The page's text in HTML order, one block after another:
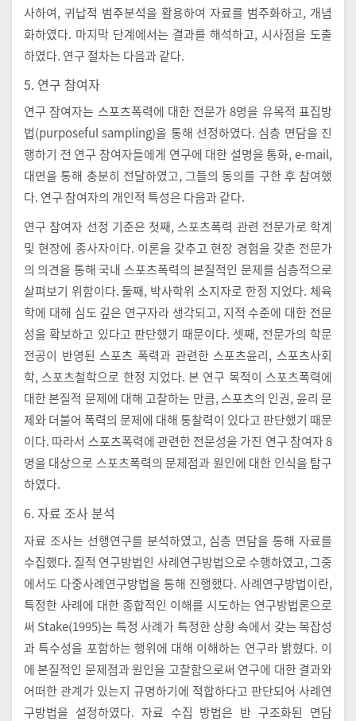
사하여, 귀납적 범주분석을 활용하여 자료를 범주화하고, 개념
화하였다. 마지막 단계에서는 결과를 해석하고, 시사점을 도출
하였다. 연구 절차는 다음과 같다.
5. 연구 참여자
연구 참여자는 스포츠폭력에 대한 전문가 8명을 유목적 표집방
법(purposeful sampling)을 통해 선정하였다. 심층 면담을 진
행하기 전 연구 참여자들에게 연구에 대한 설명을 통화, e-mail,
대면을 통해 충분히 전달하였고, 그들의 동의를 구한 후 참여했
다. 연구 참여자의 개인적 특성은 다음과 같다.
연구 참여자 선정 기준은 첫째, 스포츠폭력 관련 전문가로 학계
및 현장에 종사자이다. 이론을 갖추고 현장 경험을 갖춘 전문가
의 의견을 통해 국내 스포츠폭력의 본질적인 문제를 심층적으로
살펴보기 위함이다. 둘째, 박사학위 소지자로 한정 지었다. 체육
학에 대해 심도 깊은 연구자라 생각되고, 지적 수준에 대한 전문
성을 확보하고 있다고 판단했기 때문이다. 셋째, 전문가의 학문
전공이 반영된 스포츠 폭력과 관련한 스포츠윤리, 스포츠사회
학, 스포츠철학으로 한정 지었다. 본 연구 목적이 스포츠폭력에
대한 본질적 문제에 대해 고찰하는 만큼, 스포츠의 인권, 윤리 문
제와 더불어 폭력의 문제에 대해 통찰력이 있다고 판단했기 때문
이다. 따라서 스포츠폭력에 관련한 전문성을 가진 연구 참여자 8
명을 대상으로 스포츠폭력의 문제점과 원인에 대한 인식을 탐구
하였다.
6. 자료 조사 분석
자료 조사는 선행연구를 분석하였고, 심층 면담을 통해 자료를
수집했다. 질적 연구방법인 사례연구방법으로 수행하였고, 그중
에서도 다중사례연구방법을 통해 진행했다. 사례연구방법이란,
특정한 사례에 대한 종합적인 이해를 시도하는 연구방법론으로
써 Stake(1995)는 특정 사례가 특정한 상황 속에서 갖는 복잡성
과 특수성을 포함하는 행위에 대해 이해하는 연구라 밝혔다. 이
에 본질적인 문제점과 원인을 고찰함으로써 연구에 대한 결과와
어떠한 관계가 있는지 규명하기에 적합하다고 판단되어 사례연
구방법을 설정하였다. 자료 수집 방법은 반 구조화된 면담